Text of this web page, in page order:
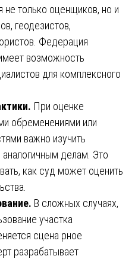
не только оценщиков, но и
геодезистов,
Федерация
возможность
для комплексного
При оценке
обременениями или
важно изучить
делам. Это
как суд может оценить
В сложных случаях,
участка
сцена рное
разрабатывает